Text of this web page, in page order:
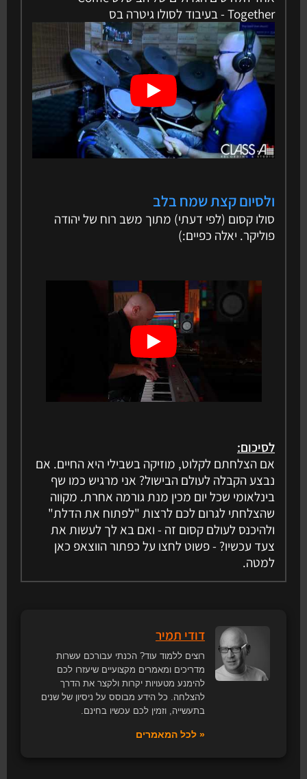
Together - בעיבוד לסולו גיטרה בס
ולסיום קצת שמח בלב
סולו קסום (לפי דעתי) מתוך משב רוח של יהודה
פוליקר. יאלה כפיים:)
לסיכום:
אם הצלחתם לקלוט, מוזיקה בשבילי היא החיים. אם
נבצע הקבלה לעולם הבישול? אני מרגיש כמו שף
בינלאומי שכל יום מכין מנת גורמה אחרת. מקווה
שהצלחתי לגרום לכם לרצות "לפתוח את הדלת"
ולהיכנס לעולם קסום זה - ואם בא לך לעשות את
צעד עכשיו? - פשוט לחצו על כפתור הווצאפ כאן
למטה.
דודי תמיר
רוצים ללמוד עוד? הכנתי עבורכם עשרות
מדריכים ומאמרים מקצועיים שיעזרו לכם
להימנע מטעויות יקרות ולקצר את הדרך
להצלחה. כל הידע מבוסס על ניסיון של שנים
בתעשייה, וזמין לכם עכשיו בחינם.
« לכל המאמרים